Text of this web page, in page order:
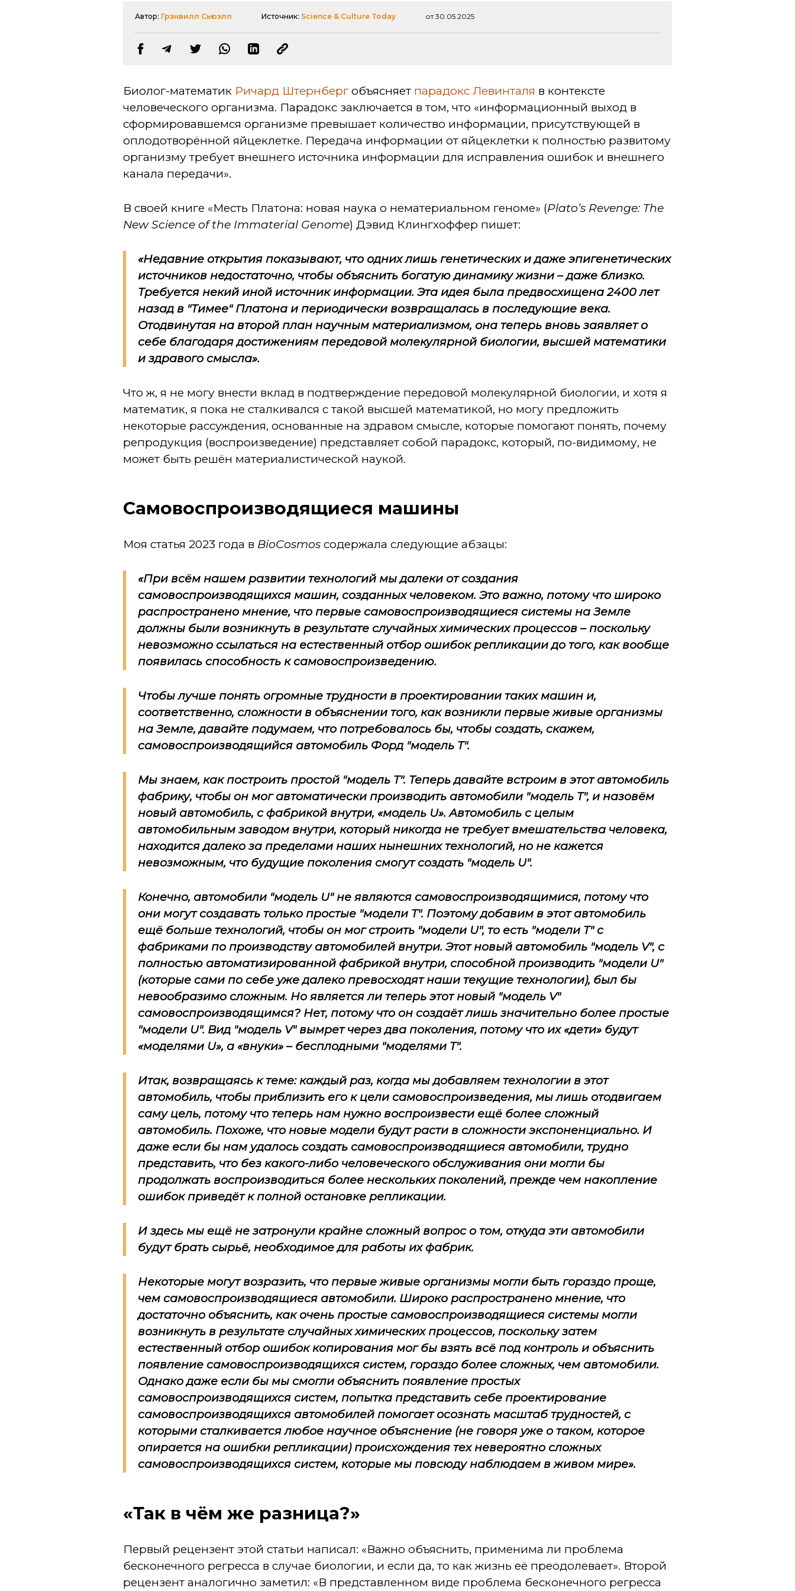
Автор: Грэнвилл Сьюэлл Источник: Science & Culture Today от 30.05.2025
Биолог-математик Ричард Штернберг объясняет парадокс Левинталя в контексте
человеческого организма. Парадокс заключается в том, что «информационный выход в
сформировавшемся организме превышает количество информации, присутствующей в
оплодотворённой яйцеклетке. Передача информации от яйцеклетки к полностью развитому
организму требует внешнего источника информации для исправления ошибок и внешнего
канала передачи».
В своей книге «Месть Платона: новая наука о нематериальном геноме» (Plato’s Revenge: The
New Science of the Immaterial Genome) Дэвид Клингхоффер пишет:
«Недавние открытия показывают, что одних лишь генетических и даже эпигенетических
источников недостаточно, чтобы объяснить богатую динамику жизни – даже близко.
Требуется некий иной источник информации. Эта идея была предвосхищена 2400 лет
назад в "Тимее" Платона и периодически возвращалась в последующие века.
Отодвинутая на второй план научным материализмом, она теперь вновь заявляет о
себе благодаря достижениям передовой молекулярной биологии, высшей математики
и здравого смысла».
Что ж, я не могу внести вклад в подтверждение передовой молекулярной биологии, и хотя я
математик, я пока не сталкивался с такой высшей математикой, но могу предложить
некоторые рассуждения, основанные на здравом смысле, которые помогают понять, почему
репродукция (воспроизведение) представляет собой парадокс, который, по-видимому, не
может быть решён материалистической наукой.
Самовоспроизводящиеся машины
Моя статья 2023 года в BioCosmos содержала следующие абзацы:
«При всём нашем развитии технологий мы далеки от создания
самовоспроизводящихся машин, созданных человеком. Это важно, потому что широко
распространено мнение, что первые самовоспроизводящиеся системы на Земле
должны были возникнуть в результате случайных химических процессов – поскольку
невозможно ссылаться на естественный отбор ошибок репликации до того, как вообще
появилась способность к самовоспроизведению.
Чтобы лучше понять огромные трудности в проектировании таких машин и,
соответственно, сложности в объяснении того, как возникли первые живые организмы
на Земле, давайте подумаем, что потребовалось бы, чтобы создать, скажем,
самовоспроизводящийся автомобиль Форд "модель T".
Мы знаем, как построить простой "модель T". Теперь давайте встроим в этот автомобиль
фабрику, чтобы он мог автоматически производить автомобили "модель T", и назовём
новый автомобиль, с фабрикой внутри, «модель U». Автомобиль с целым
автомобильным заводом внутри, который никогда не требует вмешательства человека,
находится далеко за пределами наших нынешних технологий, но не кажется
невозможным, что будущие поколения смогут создать "модель U".
Конечно, автомобили "модель U" не являются самовоспроизводящимися, потому что
они могут создавать только простые "модели T". Поэтому добавим в этот автомобиль
ещё больше технологий, чтобы он мог строить "модели U", то есть "модели T" с
фабриками по производству автомобилей внутри. Этот новый автомобиль "модель V", с
полностью автоматизированной фабрикой внутри, способной производить "модели U"
(которые сами по себе уже далеко превосходят наши текущие технологии), был бы
невообразимо сложным. Но является ли теперь этот новый "модель V"
самовоспроизводящимся? Нет, потому что он создаёт лишь значительно более простые
"модели U". Вид "модель V" вымрет через два поколения, потому что их «дети» будут
«моделями U», а «внуки» – бесплодными "моделями T".
Итак, возвращаясь к теме: каждый раз, когда мы добавляем технологии в этот
автомобиль, чтобы приблизить его к цели самовоспроизведения, мы лишь отодвигаем
саму цель, потому что теперь нам нужно воспроизвести ещё более сложный
автомобиль. Похоже, что новые модели будут расти в сложности экспоненциально. И
даже если бы нам удалось создать самовоспроизводящиеся автомобили, трудно
представить, что без какого-либо человеческого обслуживания они могли бы
продолжать воспроизводиться более нескольких поколений, прежде чем накопление
ошибок приведёт к полной остановке репликации.
И здесь мы ещё не затронули крайне сложный вопрос о том, откуда эти автомобили
будут брать сырьё, необходимое для работы их фабрик.
Некоторые могут возразить, что первые живые организмы могли быть гораздо проще,
чем самовоспроизводящиеся автомобили. Широко распространено мнение, что
достаточно объяснить, как очень простые самовоспроизводящиеся системы могли
возникнуть в результате случайных химических процессов, поскольку затем
естественный отбор ошибок копирования мог бы взять всё под контроль и объяснить
появление самовоспроизводящихся систем, гораздо более сложных, чем автомобили.
Однако даже если бы мы смогли объяснить появление простых
самовоспроизводящихся систем, попытка представить себе проектирование
самовоспроизводящихся автомобилей помогает осознать масштаб трудностей, с
которыми сталкивается любое научное объяснение (не говоря уже о таком, которое
опирается на ошибки репликации) происхождения тех невероятно сложных
самовоспроизводящихся систем, которые мы повсюду наблюдаем в живом мире».
«Так в чём же разница?»
Первый рецензент этой статьи написал: «Важно объяснить, применима ли проблема
бесконечного регресса в случае биологии, и если да, то как жизнь её преодолевает». Второй
рецензент аналогично заметил: «В представленном виде проблема бесконечного регресса